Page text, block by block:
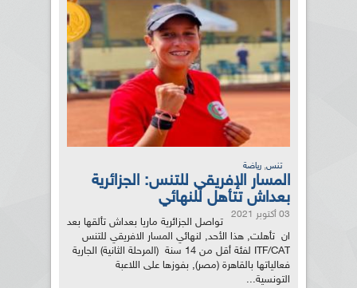
تنس, رياضة
المسار الإفريقي للتنس: الجزائرية
بعداش تتأهل للنهائي
03 أكتوبر 2021
تواصل الجزائرية ماريا بعداش تألقها بعد
ان تأهلت, هذا الأحد, لنهائي المسار الافريقي للتنس
ITF/CAT لفئة أقل من 14 سنة (المرحلة الثانية) الجارية
فعالياتها بالقاهرة (مصر), بفوزها على اللاعبة
التونسية...